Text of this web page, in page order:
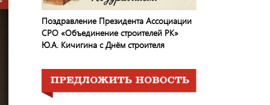
Поздравление Президента Ассоциации
СРО «Объединение строителей РК»
Ю.А. Кичигина с Днём строителя